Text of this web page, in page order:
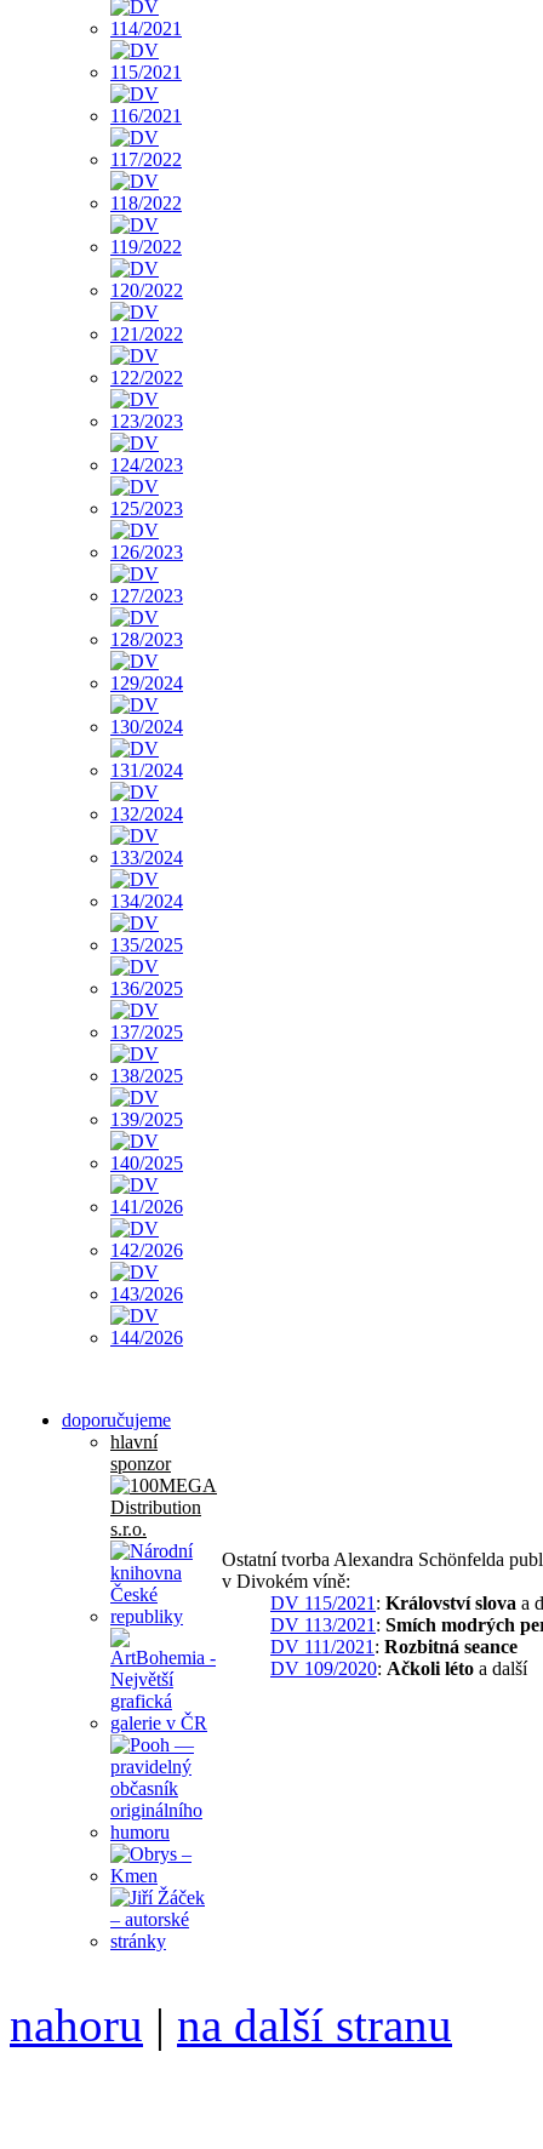
doporučujeme
hlavní
sponzor
Ostatní tvorba Alexandra Schönfelda
v Divokém víně:
DV 115/2021 : Království slova a
DV 113/2021 : Smích modrých
DV 111/2021 : Rozbitná seance
DV 109/2020: Ačkoli léto a další
nahoru | na další stranu